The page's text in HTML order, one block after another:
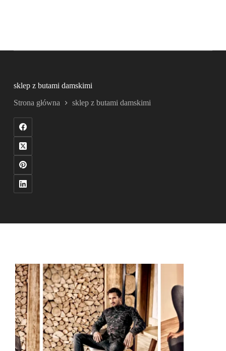
sklep z butami damskimi
Strona główna sklep z butami damskimi